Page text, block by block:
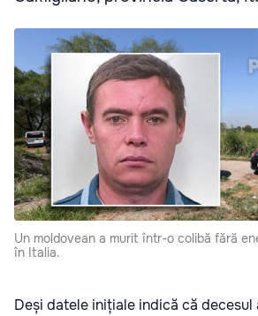
Un moldovean a murit într-o colibă fără
în Italia.
Deși datele inițiale indică că